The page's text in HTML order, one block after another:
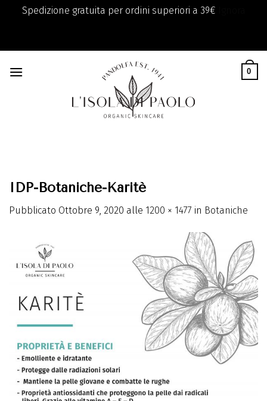
Spedizione gratuita per ordini superiori a 39€
content
0
IDP-Botaniche-Karitè
Pubblicato Ottobre 9, 2020 alle 1200 × 1477 in Botaniche